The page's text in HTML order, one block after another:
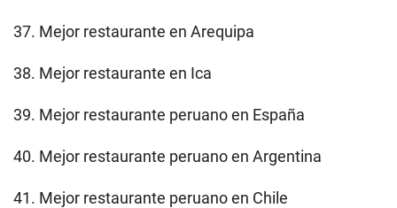
37. Mejor restaurante en Arequipa
38. Mejor restaurante en Ica
39. Mejor restaurante peruano en España
40. Mejor restaurante peruano en Argentina
41. Mejor restaurante peruano en Chile